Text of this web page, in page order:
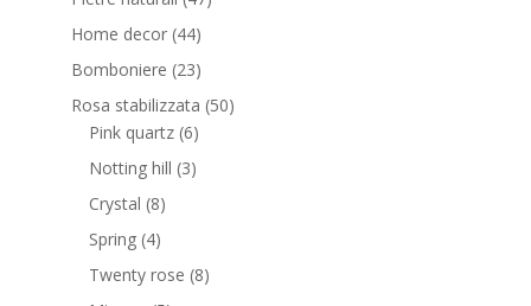
Home decor (44)
Bomboniere (23)
Rosa stabilizzata (50)
Pink quartz (6)
Notting hill (3)
Crystal (8)
Spring (4)
Twenty rose (8)